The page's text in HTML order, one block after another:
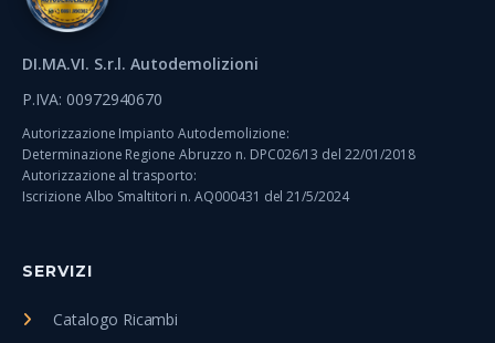
DI.MA.VI. S.r.l. Autodemolizioni
P.IVA: 00972940670
Autorizzazione Impianto Autodemolizione:
Determinazione Regione Abruzzo n. DPC026/13 del 22/01/2018
Autorizzazione al trasporto:
Iscrizione Albo Smaltitori n. AQ000431 del 21/5/2024
SERVIZI
Catalogo Ricambi